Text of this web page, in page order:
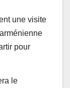
une visite
pour
le